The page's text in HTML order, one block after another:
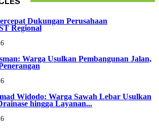
Dukungan Perusahaan
Regional
Warga Usulkan Pembangunan Jalan,
Widodo: Warga Sawah Lebar Usulkan
hingga Layanan...